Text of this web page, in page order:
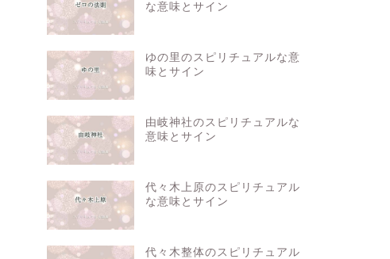
な意味とサイン
ゆの里のスピリチュアルな意
味とサイン
由岐神社のスピリチュアルな
意味とサイン
代々木上原のスピリチュアル
な意味とサイン
代々木整体のスピリチュアル